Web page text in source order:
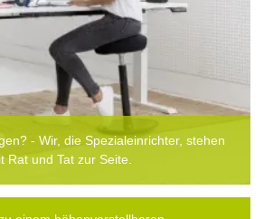
- Wir, die Spezialeinrichter, stehen
Rat und Tat zur Seite.